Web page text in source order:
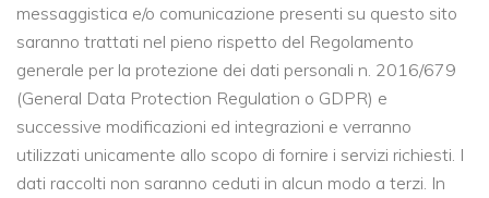
messaggistica e/o comunicazione presenti su questo sito
saranno trattati nel pieno rispetto del Regolamento
generale per la protezione dei dati personali n. 2016/679
(General Data Protection Regulation o GDPR) e
successive modificazioni ed integrazioni e verranno
utilizzati unicamente allo scopo di fornire i servizi richiesti. I
dati raccolti non saranno ceduti in alcun modo a terzi. In